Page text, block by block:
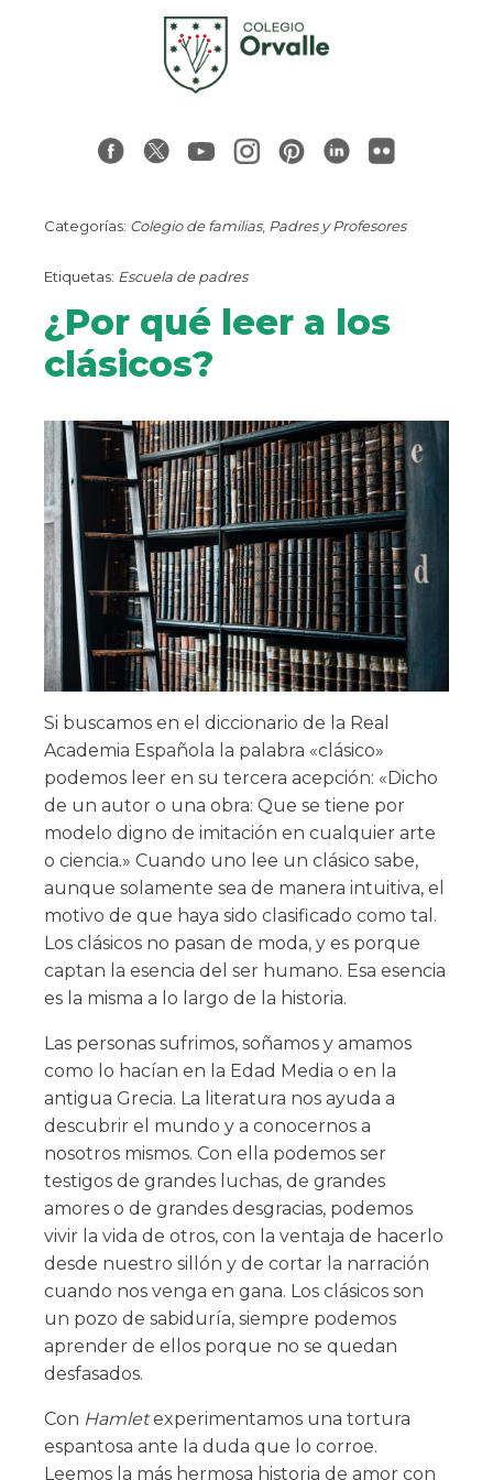
Categorías: Colegio de familias, Padres y Profesores
Etiquetas: Escuela de padres
¿Por qué leer a los
clásicos?
Si buscamos en el diccionario de la Real
Academia Española la palabra «clásico»
podemos leer en su tercera acepción: «Dicho
de un autor o una obra: Que se tiene por
modelo digno de imitación en cualquier arte
o ciencia.» Cuando uno lee un clásico sabe,
aunque solamente sea de manera intuitiva, el
motivo de que haya sido clasificado como tal.
Los clásicos no pasan de moda, y es porque
captan la esencia del ser humano. Esa esencia
es la misma a lo largo de la historia.
Las personas sufrimos, soñamos y amamos
como lo hacían en la Edad Media o en la
antigua Grecia. La literatura nos ayuda a
descubrir el mundo y a conocernos a
nosotros mismos. Con ella podemos ser
testigos de grandes luchas, de grandes
amores o de grandes desgracias, podemos
vivir la vida de otros, con la ventaja de hacerlo
desde nuestro sillón y de cortar la narración
cuando nos venga en gana. Los clásicos son
un pozo de sabiduría, siempre podemos
aprender de ellos porque no se quedan
desfasados.
Con Hamletexperimentamos una tortura
espantosa ante la duda que lo corroe.
Leemos la más hermosa historia de amor con